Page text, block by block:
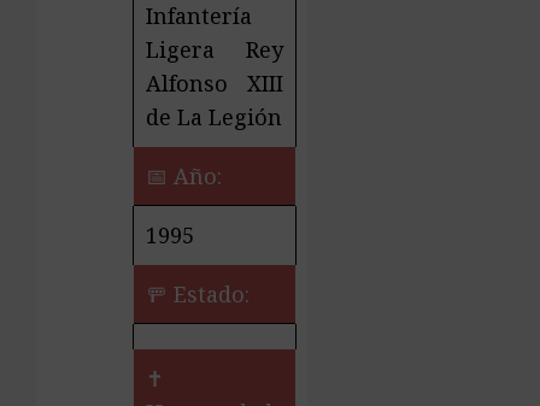
Infantería
Ligera Rey
Alfonso XIII
de La Legión
📅 Año:
1995
🚥 Estado:
✝️